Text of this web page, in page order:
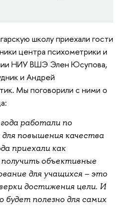
школу приехали гости
центра психометрики и
НИУ ВШЭ Элен Юсупова,
и Андрей
Мы поговорили с ними о
работали по
повышения качества
приехали как
объективные
для учащихся – это
достижения цели. И
полезно для самих